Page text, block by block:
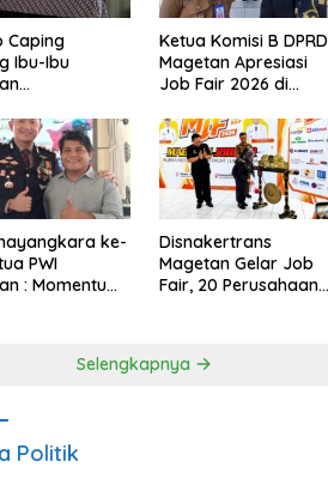
Caping
Ibu-Ibu
Budaya
Makan Ikan
Ketua Komisi B DPRD
Magetan Apresiasi
Job Fair 2026 di
Anggaran
ke-
PWI
: Momentum
Disnakertrans
Magetan Gelar Job
Fair, 20 Perusahaan
Selengkapnya
Politik